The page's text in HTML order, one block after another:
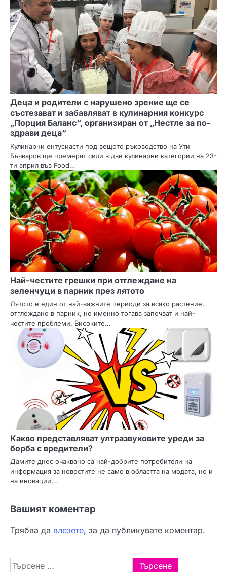
г
а
ц
и
я
Деца и родители с нарушено зрение ще се
състезават и забавляват в кулинарния конкурс
„Порция Баланс“, организиран от „Нестле за по-
здрави деца“
Кулинарни ентусиасти под вещото ръководство на Ути
Бъчваров ще премерят сили в две кулинарни категории на 23-
ти април във Food…
Най-честите грешки при отглеждане на
зеленчуци в парник през лятото
Лятото е един от най-важните периоди за всяко растение,
отглеждано в парник, но именно тогава започват и най-
честите проблеми. Високите…
Какво представляват ултразвуковите уреди за
борба с вредители?
Дамите днес очаквано са най-добрите потребители на
информация за новостите не само в областта на модата, но и
на иновации,…
Вашият коментар
Трябва да влезете, за да публикувате коментар.
Търсене